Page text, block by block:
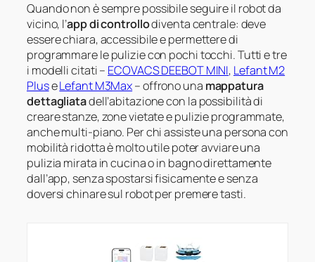
Quando non è sempre possibile seguire il robot da
vicino, l’app di controllodiventa centrale: deve
essere chiara, accessibile e permettere di
programmare le pulizie con pochi tocchi. Tutti e tre
i modelli citati – ECOVACS DEEBOT MINI, Lefant M2
PluseLefant M3Max– offrono una mappatura
dettagliatadell’abitazione con la possibilità di
creare stanze, zone vietate e pulizie programmate,
anche multi-piano. Per chi assiste una persona con
mobilità ridotta è molto utile poter avviare una
pulizia mirata in cucina o in bagno direttamente
dall’app, senza spostarsi fisicamente e senza
doversi chinare sul robot per premere tasti.